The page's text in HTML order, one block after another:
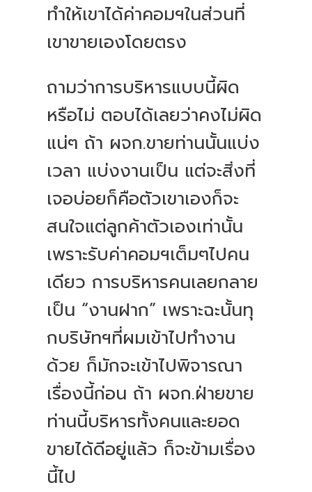
ทำให้เขาได้ค่าคอมฯในส่วนที่
เขาขายเองโดยตรง
ถามว่าการบริหารแบบนี้ผิด
หรือไม่ ตอบได้เลยว่าคงไม่ผิด
แน่ๆ ถ้า ผจก.ขายท่านนั้นแบ่ง
เวลา แบ่งงานเป็น แต่จะสิ่งที่
เจอบ่อยก็คือตัวเขาเองก็จะ
สนใจแต่ลูกค้าตัวเองเท่านั้น
เพราะรับค่าคอมฯเต็มๆไปคน
เดียว การบริหารคนเลยกลาย
เป็น “งานฝาก” เพราะฉะนั้นทุ
กบริษัทฯที่ผมเข้าไปทำงาน
ด้วย ก็มักจะเข้าไปพิจารณา
เรื่องนี้ก่อน ถ้า ผจก.ฝ่ายขาย
ท่านนี้บริหารทั้งคนและยอด
ขายได้ดีอยู่แล้ว ก็จะข้ามเรื่อง
นี้ไป